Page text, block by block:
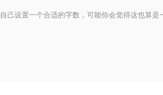
己设置一个合适的字数，可能你会觉得这也算是